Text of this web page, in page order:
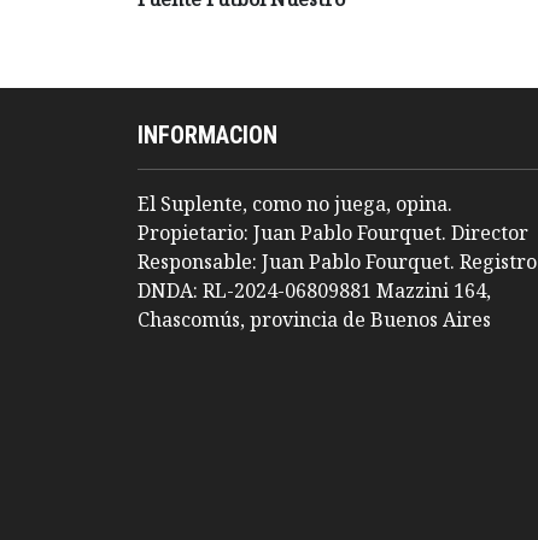
INFORMACION
El Suplente, como no juega, opina.
Propietario: Juan Pablo Fourquet. Director
Responsable: Juan Pablo Fourquet. Registro
DNDA: RL-2024-06809881 Mazzini 164,
Chascomús, provincia de Buenos Aires